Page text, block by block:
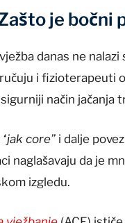
je bočni
danas ne
i fizioterapeuti
način jačanja
“jak core” i dalje
naglašavaju da je
izgledu.